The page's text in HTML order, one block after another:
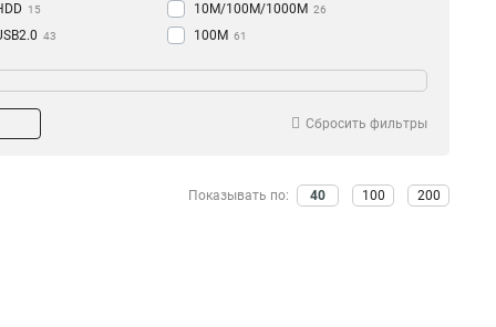
15
43
45 80
10M/100M/1000M 26
100M 61
13 1920х1080 6
1080p/720p 26
Сбросить фильтры
Показывать по: 40 100 200